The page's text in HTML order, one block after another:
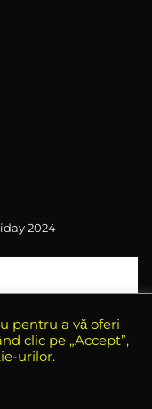
2024
pentru a vă oferi
clic pe „Accept”,
urilor.